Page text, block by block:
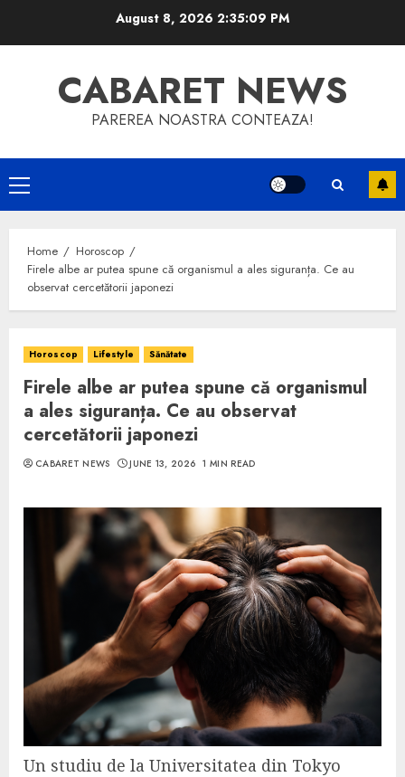
August 8, 2026 2:35:09 PM
CABARET NEWS
PAREREA NOASTRA CONTEAZA!
Primary
Menu
Home
Horoscop
Firele albe ar putea spune că organismul a ales siguranța. Ce au
observat cercetătorii japonezi
Horoscop Lifestyle Sănătate
Firele albe ar putea spune că organismul
a ales siguranța. Ce au observat
cercetătorii japonezi
CABARET NEWS JUNE 13, 2026 1 MIN READ
Un studiu de la Universitatea din Tokyo